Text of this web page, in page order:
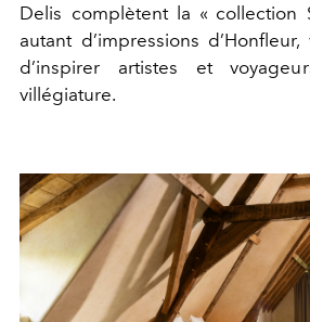
Delis complètent la « collection
autant d’impressions
d’inspirer artistes et
villégiature.